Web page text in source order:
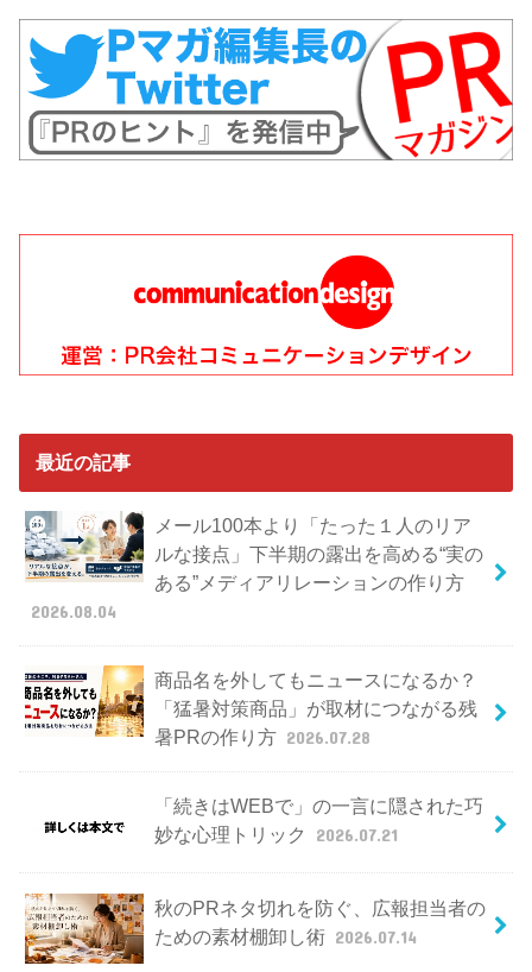
最近の記事
メール100本より「たった１人のリア
ルな接点」下半期の露出を高める“実の
ある”メディアリレーションの作り方
2026.08.04
商品名を外してもニュースになるか？
「猛暑対策商品」が取材につながる残
暑PRの作り方 2026.07.28
「続きはWEBで」の一言に隠された巧
妙な心理トリック
2026.07.21
秋のPRネタ切れを防ぐ、広報担当者の
ための素材棚卸し術 2026.07.14